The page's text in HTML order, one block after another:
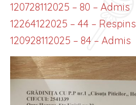
120728112025 – 80 – Admis
12264122025 – 44 – Respins
120928112025 – 84 – Admis